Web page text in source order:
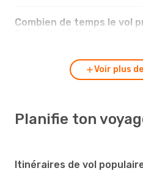
Combien de temps le vol
Voir plus
Planifie ton
Itinéraires de vol